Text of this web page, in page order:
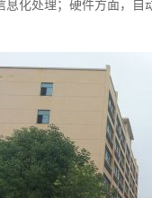
息化处理；硬件方面，